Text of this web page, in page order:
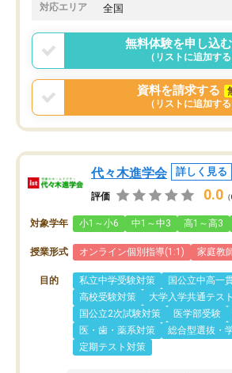
対応エリア 全国
無料体験を申し込む
（リストに追加する
資料を請求する
（リストに追加する
代々木進学会 詳しく見る
評価 0.0
対象学年 小1～小6 中1～中3 高1～高3
授業形式 オンライン個別指導(1:1) 家庭教
目的 私立中学受験対策
国公立中高一
高校受験対策
大学入学共通テス
国公立2次試験対策
医学部受験
医・歯・薬系対策
総合型選抜・
定期テスト対策